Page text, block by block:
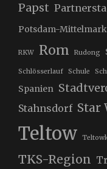
Papst
Potsdam-Mittelmark
RKW Rom Rudong
Schlösserlauf Schule
Spanien
Stahnsdorf Star
Teltow
TKS-Region